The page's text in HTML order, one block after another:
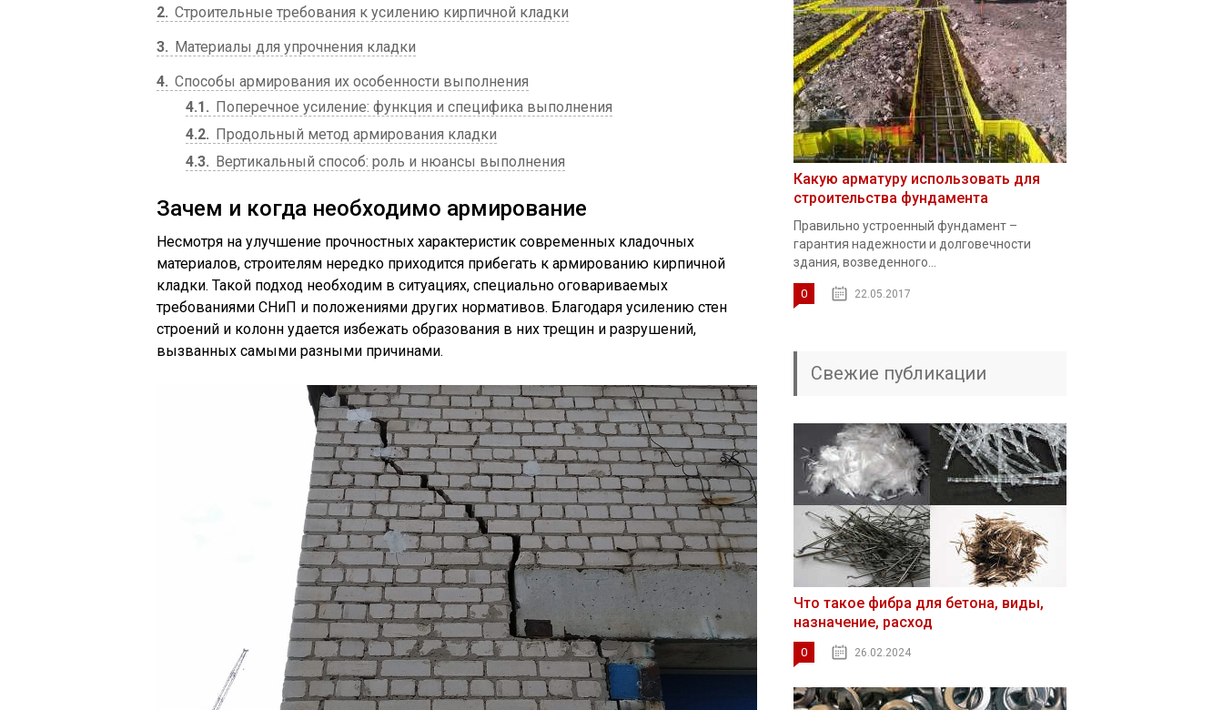
2 Строительные требования к усилению кирпичной кладки
3
Материалы для упрочнения кладки
4 Способы армирования их особенности выполнения
4.1
Поперечное усиление: функция и специфика выполнения
4.2
Продольный метод армирования кладки
4.3
Вертикальный способ: роль и нюансы выполнения
Зачем и когда необходимо армирование
Несмотря на улучшение прочностных характеристик современных кладочных
материалов, строителям нередко приходится прибегать к армированию кирпичной
кладки. Такой подход необходим в ситуациях, специально оговариваемых
требованиями СНиП и положениями других нормативов. Благодаря усилению стен
строений и колонн удается избежать образования в них трещин и разрушений,
вызванных самыми разными причинами.
Какую арматуру использовать для
строительства фундамента
Правильно устроенный фундамент –
гарантия надежности и долговечности
здания, возведенного...
0 22.05.2017
Свежие публикации
Что такое фибра для бетона, виды,
назначение, расход
0 26.02.2024